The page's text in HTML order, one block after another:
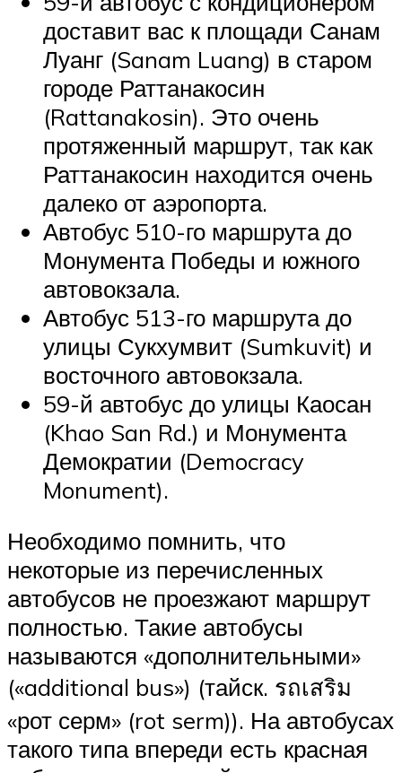
доставит вас к площади Санам
Луанг (Sanam Luang) в старом
городе Раттанакосин
(Rattanakosin). Это очень
протяженный маршрут, так как
Раттанакосин находится очень
далеко от аэропорта.
Автобус 510-го маршрута до
Монумента Победы и южного
автовокзала.
Автобус 513-го маршрута до
улицы Сукхумвит (Sumkuvit) и
восточного автовокзала.
59-й автобус до улицы Каосан
(Khao San Rd.) и Монумента
Демократии (Democracy
Monument).
Необходимо помнить, что
некоторые из перечисленных
автобусов не проезжают маршрут
полностью. Такие автобусы
называются «дополнительными»
(«additional bus») (тайск. รถเสริม
«рот серм» (rot serm)). На автобусах
такого типа впереди есть красная